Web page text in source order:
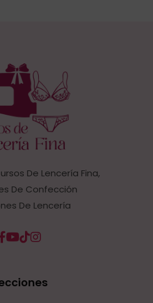
De Lencería Fina,
De Confección
De Lencería